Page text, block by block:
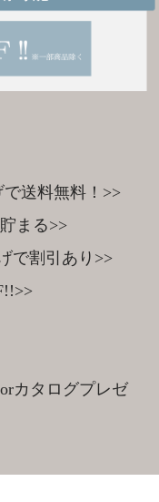
で送料無料！>>
まる>>
で割引あり>>
カタログプレゼ